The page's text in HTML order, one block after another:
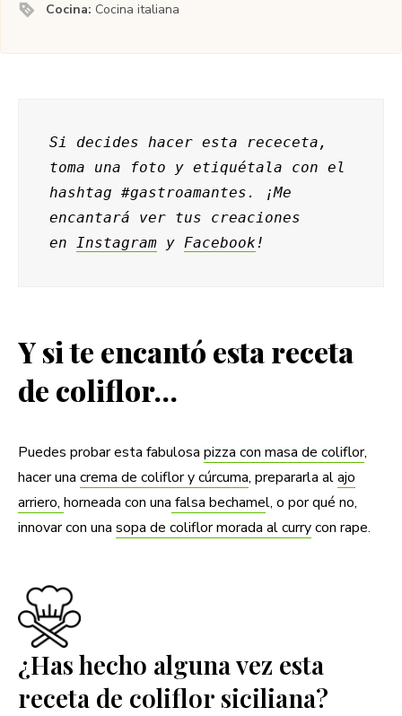
Cocina: Cocina italiana
Si decides hacer esta receceta,
toma una foto y etiquétala
con el
hashtag #gastroamantes. ¡Me
encantará ver tus creaciones
en Instagram y Facebook !
Y si te encantó esta receta
de coliflor…
Puedes probar esta fabulosa pizza con masa de coliflor,
hacer una crema de coliflor y cúrcuma, prepararla alajo
arriero, horneada con una falsa bechamel, o por qué no,
innovar con una sopa de coliflor morada al currycon rape.
¿Has hecho alguna vez esta
receta de coliflor siciliana?